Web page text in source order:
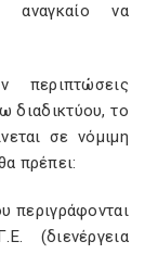
αναγκαίο να
περιπτώσεις
διαδικτύου, το
σε νόμιμη
πρέπει:
περιγράφονται
(διενέργεια